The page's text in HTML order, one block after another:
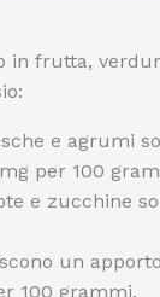
in frutta,
e agrumi
per 100
e zucchine
un
100 grammi.